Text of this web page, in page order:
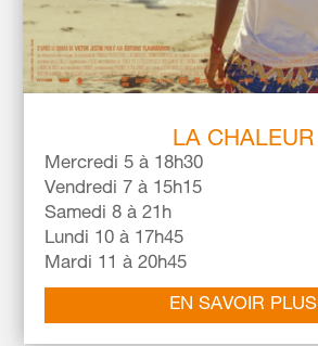
LA CHALEUR
Mercredi 5 à 18h30
Vendredi 7 à 15h15
Samedi 8 à 21h
Lundi 10 à 17h45
Mardi 11 à 20h45
EN SAVOIR PLUS